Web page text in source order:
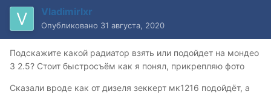
Vladimirlxr
Опубликовано 31 августа, 2020
Подскажите какой радиатор взять или подойдет на мондео
3 2.5? Стоит быстросъём как я понял, прикрепляю фото
Сказали вроде как от дизеля зеккерт мк1216 подойдёт, а